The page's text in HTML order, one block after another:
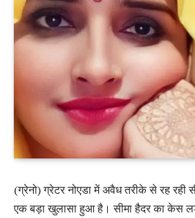
(ग्रेनो) ग्रेटर नोएडा में अवैध तरीके से रह
एक बड़ा खुलासा हुआ है। सीमा हैदर का केस